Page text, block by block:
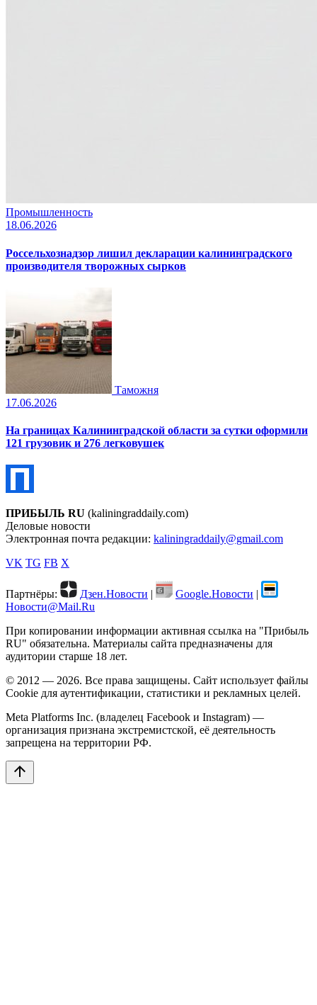
Промышленность
18.06.2026
Россельхознадзор лишил декларации калининградского
производителя творожных сырков
Таможня
17.06.2026
На границах Калининградской области за сутки оформили
121 грузовик и 276 легковушек
ПРИБЫЛЬ RU (kaliningraddaily.com)
Деловые новости
Электронная почта редакции: kaliningraddaily@gmail.com
VK TG FB X
Партнёры: Дзен.Новости | Google.Новости |
Новости@Mail.Ru
При копировании информации активная ссылка на "Прибыль
RU" обязательна. Материалы сайта предназначены для
аудитории старше 18 лет.
© 2012 — 2026. Все права защищены. Сайт использует файлы
Cookie для аутентификации, статистики и рекламных целей.
Meta Platforms Inc. (владелец Facebook и Instagram) —
организация признана экстремистской, её деятельность
запрещена на территории РФ.
arrow_upward